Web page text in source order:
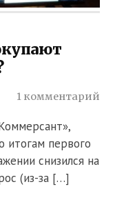
1 комментарий
итогам первого
снизился на
(из-за […]